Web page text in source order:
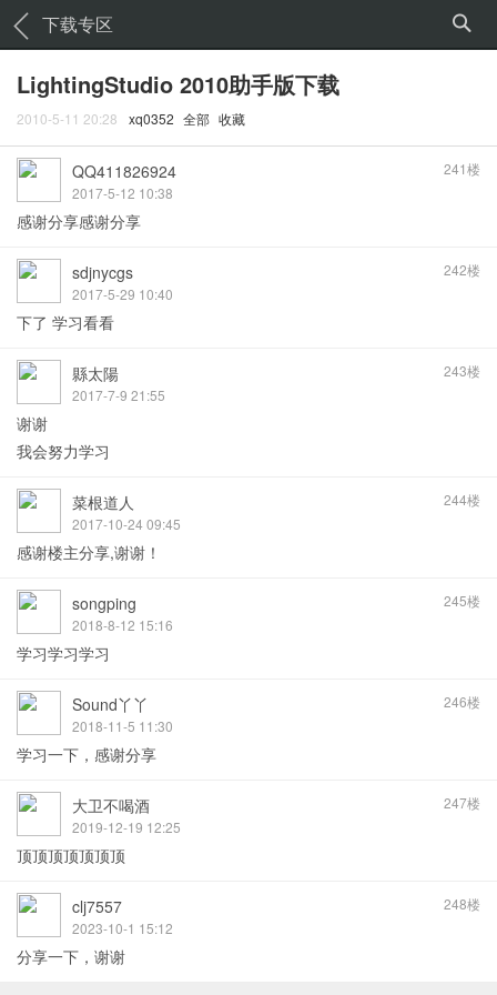
下载专区
LightingStudio 2010助手版下载
2010-5-11 20:28 xq0352 全部 收藏
241楼
QQ411826924
2017-5-12 10:38
感谢分享感谢分享
242楼
sdjnycgs
2017-5-29 10:40
下了 学习看看
243楼
縣太陽
2017-7-9 21:55
谢谢
我会努力学习
244楼
菜根道人
2017-10-24 09:45
感谢楼主分享,谢谢！
245楼
songping
2018-8-12 15:16
学习学习学习
246楼
Sound丫丫
2018-11-5 11:30
学习一下，感谢分享
247楼
大卫不喝酒
2019-12-19 12:25
顶顶顶顶顶顶顶
248楼
clj7557
2023-10-1 15:12
分享一下，谢谢